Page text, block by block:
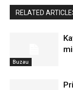
RELATED
Buzau